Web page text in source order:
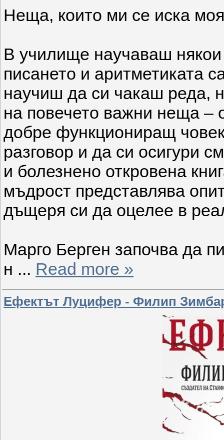
Неща, които ми се иска
В училище научаваш
писането и аритметиката
научиш да си чакаш реда,
на повечето важни неща –
добре функциониращ
разговор и да си осигури
и болезнено откровена
мъдрост представлява
дъщеря си да оцелее в
Марго Берген започва да
н ... Read more »
Ефектът Луцифер - Филип